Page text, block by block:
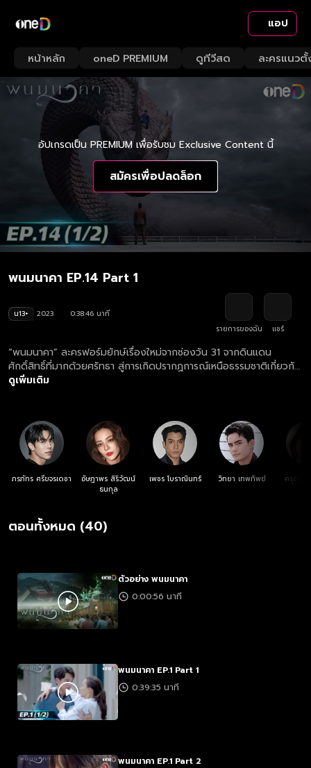
แอป
หน้าหลัก oneD PREMIUM ดูทีวีสด ละครแนวตั้
อัปเกรดเป็น PREMIUM เพื่อรับชม Exclusive Content นี้
สมัครเพื่อปลดล็อก
พนมนาคา EP.14 Part 1
น13+ 2023
0:38:46 นาที
รายการของฉัน
แชร์
“พนมนาคา” ละครฟอร์มยักษ์เรื่องใหม่จากช่องวัน 31 จากดินแดน
ศักดิ์สิทธิ์ที่มากด้วยศรัทธา สู่การเกิดปรากฏการณ์เหนือธรรมชาติเกี่ยวกับ
“พญานาค” ที่รอให้ผู้ชมได้มาพิสูจน์กับคำกล่าวที่ว่า “สิ่งที่ไม่เห็น ไม่ใช่
ดูเพิ่มเติม
ภรภัทร ศรีขจรเดชา
อัษฎาพร สิริวัฒน์
ธนกุล
เพชร โบราณินทร์ วิทยา เทพทิพย์ ศรุชา เ
ตอนทั้งหมด (40)
ตัวอย่าง พนมนาคา
0:00:56 นาที
พนมนาคา EP.1 Part 1
0:39:35 นาที
พนมนาคา EP.1 Part 2